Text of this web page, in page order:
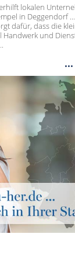
lokalen
in Deggendorf
dafür, dass die
Handwerk und